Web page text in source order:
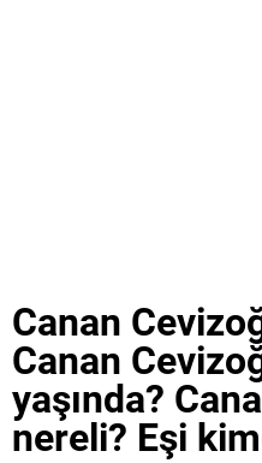
Canan
Canan
yaşında?
nereli? Eşi